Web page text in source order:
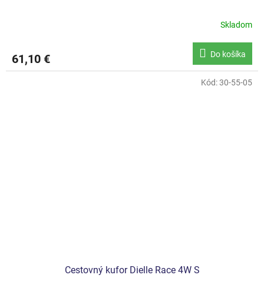
Skladom
61,10 € Do košíka
Cestovný kufor Dielle Race 4W S
Kód:30-55-05